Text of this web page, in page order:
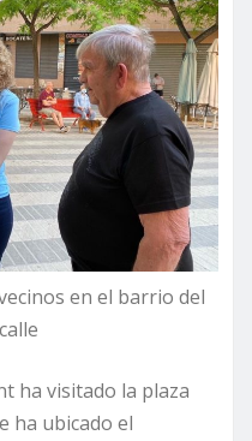
en el barrio del
ha visitado la plaza
ha ubicado el